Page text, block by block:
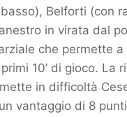
Belforti (con
in virata dal
che permette a
10’ di gioco. La
in difficoltà
vantaggio di 8